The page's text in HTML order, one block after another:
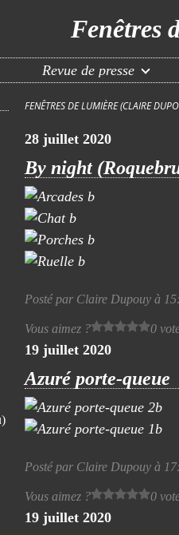
Fenêtres
Revue de presse
FENÊTRES DE LUMIÈRE (CLAIRE
28 juillet 2020
By night
Posté par Claire Dupouy à
Vous aimez ? 0
19 juillet 2020
Azuré porte-queue
Posté par Claire Dupouy à
Vous aimez ? 0
19 juillet 2020